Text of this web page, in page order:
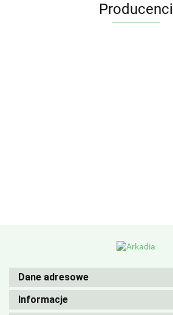
Producenci
Dane adresowe
Informacje